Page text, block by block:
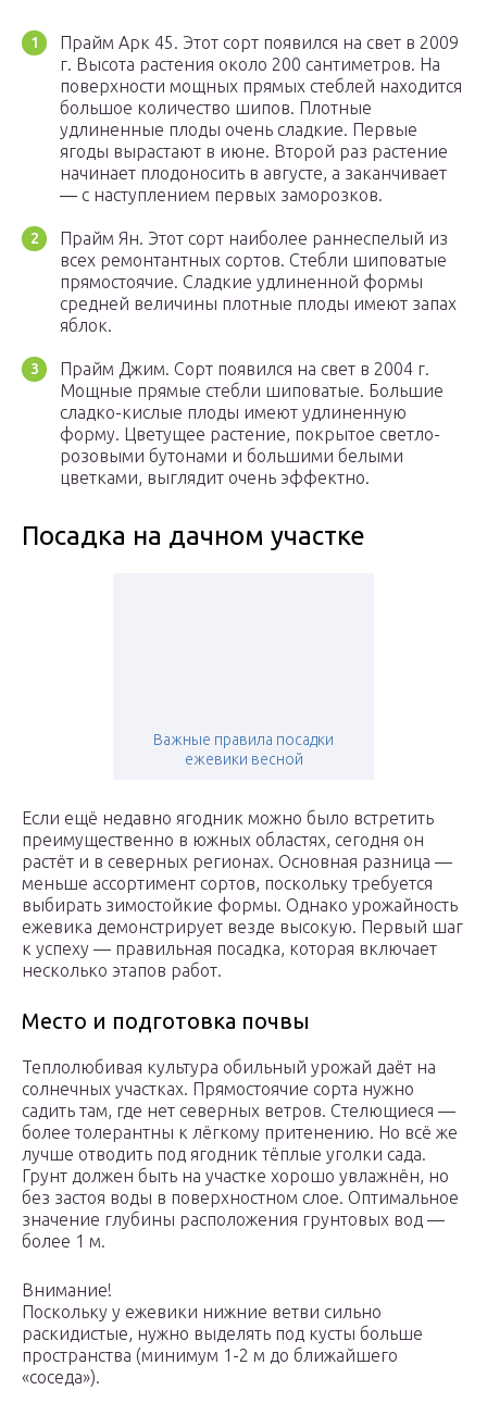
Прайм Арк 45. Этот сорт появился на свет в 2009
г. Высота растения около 200 сантиметров. На
поверхности мощных прямых стеблей находится
большое количество шипов. Плотные
удлиненные плоды очень сладкие. Первые
ягоды вырастают в июне. Второй раз растение
начинает плодоносить в августе, а заканчивает
― с наступлением первых заморозков.
Прайм Ян. Этот сорт наиболее раннеспелый из
всех ремонтантных сортов. Стебли шиповатые
прямостоячие. Сладкие удлиненной формы
средней величины плотные плоды имеют запах
яблок.
Прайм Джим. Сорт появился на свет в 2004 г.
Мощные прямые стебли шиповатые. Большие
сладко-кислые плоды имеют удлиненную
форму. Цветущее растение, покрытое светло-
розовыми бутонами и большими белыми
цветками, выглядит очень эффектно.
Посадка на дачном участке
Важные правила посадки
ежевики весной
Если ещё недавно ягодник можно было встретить
преимущественно в южных областях, сегодня он
растёт и в северных регионах. Основная разница —
меньше ассортимент сортов, поскольку требуется
выбирать зимостойкие формы. Однако урожайность
ежевика демонстрирует везде высокую. Первый шаг
к успеху — правильная посадка, которая включает
несколько этапов работ.
Место и подготовка почвы
Теплолюбивая культура обильный урожай даёт на
солнечных участках. Прямостоячие сорта нужно
садить там, где нет северных ветров. Стелющиеся —
более толерантны к лёгкому притенению. Но всё же
лучше отводить под ягодник тёплые уголки сада.
Грунт должен быть на участке хорошо увлажнён, но
без застоя воды в поверхностном слое. Оптимальное
значение глубины расположения грунтовых вод —
более 1 м.
Внимание!
Поскольку у ежевики нижние ветви сильно
раскидистые, нужно выделять под кусты больше
пространства (минимум 1-2 м до ближайшего
«соседа»).